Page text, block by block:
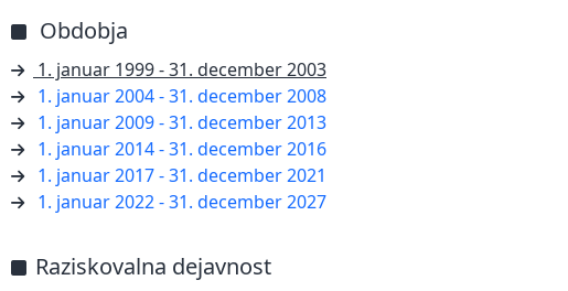
Obdobja
1. januar 1999 - 31. december 2003
1. januar 2004 - 31. december 2008
1. januar 2009 - 31. december 2013
1. januar 2014 - 31. december 2016
1. januar 2017 - 31. december 2021
1. januar 2022 - 31. december 2027
Raziskovalna dejavnost